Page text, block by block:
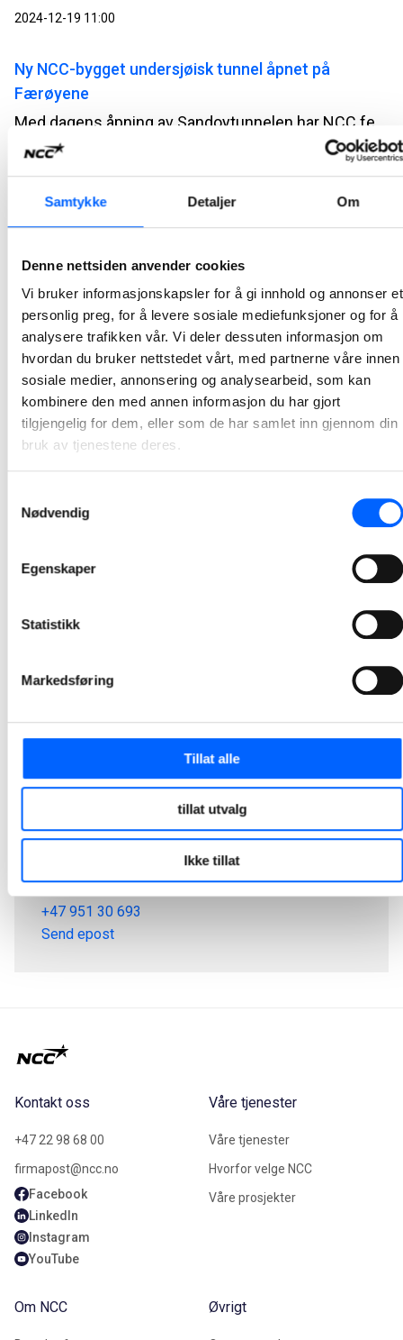
Samtykke Detaljer Om
Denne nettsiden anvender cookies
Vi bruker informasjonskapsler for å gi innhold og annonser et
personlig preg, for å levere sosiale mediefunksjoner og for å
analysere trafikken vår. Vi deler dessuten informasjon om
hvordan du bruker nettstedet vårt, med partnerne våre innen
sosiale medier, annonsering og analysearbeid, som kan
kombinere den med annen informasjon du har gjort
tilgjengelig for dem, eller som de har samlet inn gjennom din
bruk av tjenestene deres.
Nødvendig
Egenskaper
Statistikk
Markedsføring
Tillat alle
tillat utvalg
Ikke tillat
2024-12-19 11:00
Ny NCC-bygget undersjøisk tunnel åpnet på
Færøyene
2023-12-21 15:32
NCC har overlevert Hammerfest ren havn
NCC har nylig overlevert prosjekt Hammerfest ren havn til Kystverket og Hammerfest kommune, og har dermed ferdigstilt den storstilte miljøoppryddingen og fornyelsen av kommunens byhavn og Forsøl fiskerihavn.
2023-12-18 08:00
Lars Petter Gamlem er ny leder i NCC Building
Norway
Lars Petter Gamlem er i dag avdelingsleder for NCCs avdeling i Midt-Norge, en rolle han har hatt siden 2015. Han er utdannet sivilingeniør, Master of Science and Technology, fra NTNU.
2023-12-04 13:01
NCC donerer til Røde Kors Leksehjelp
Manager, Media Relations Norway, NCC Group
+47 951 30 693
Send epost
Kontakt oss
+47 22 98 68 00
firmapost@ncc.no
Facebook
LinkedIn
Instagram
YouTube
Våre tjenester
Våre tjenester
Hvorfor velge NCC
Våre prosjekter
Om NCC Øvrigt